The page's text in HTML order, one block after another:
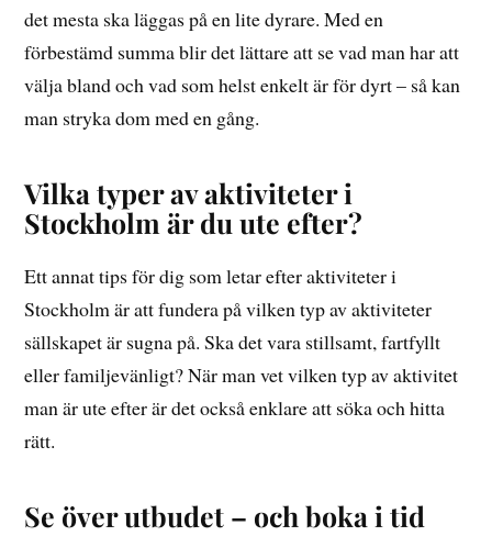
det mesta ska läggas på en lite dyrare. Med en
förbestämd summa blir det lättare att se vad man har att
välja bland och vad som helst enkelt är för dyrt – så kan
man stryka dom med en gång.
Vilka typer av aktiviteter i
Stockholm är du ute efter?
Ett annat tips för dig som letar efter aktiviteter i
Stockholm är att fundera på vilken typ av aktiviteter
sällskapet är sugna på. Ska det vara stillsamt, fartfyllt
eller familjevänligt? När man vet vilken typ av aktivitet
man är ute efter är det också enklare att söka och hitta
rätt.
Se över utbudet – och boka i tid